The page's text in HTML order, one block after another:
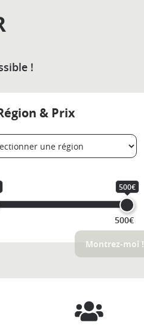
!
& Prix
500€
500€
Montrez-moi !